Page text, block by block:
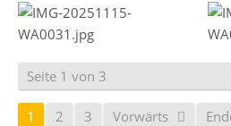
Seite 1 von 3
1 2 3 Vorwärts